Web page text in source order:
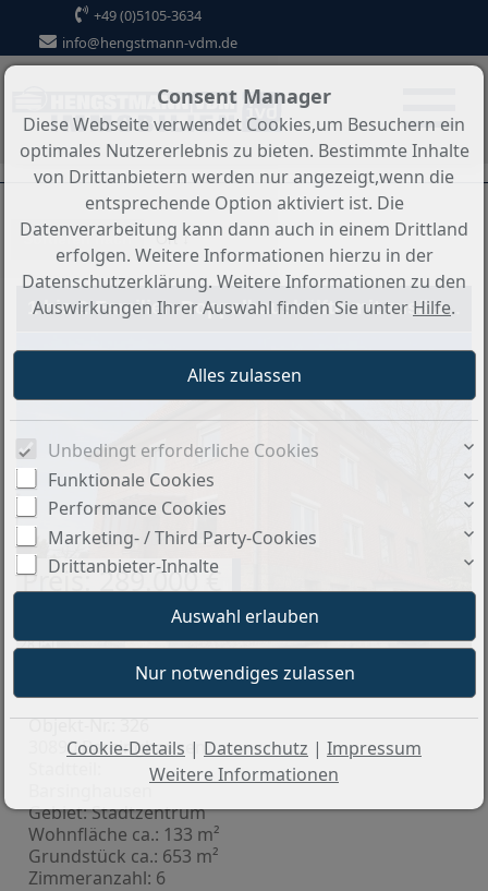
+49 (0)5105-3634
info@hengstmann-vdm.de
Sortieren nach Ort ↓
1 bis 2-Familien-Doppelhaushälfte mit zusätzlichem Büro oder Ladenraum im Souterrain und Doppelgarage
28
Basisinformationen:
Objekt-Nr.: 326
30890 Barsinghausen
Barsinghausen
Gebiet: Stadtzentrum
Preis: 289.000 €
Wohnfläche ca.: 133 m²
Grundstück ca.: 653 m²
Zimmeranzahl: 6
Consent Manager
Diese Webseite verwendet Cookies,um Besuchern ein
optimales Nutzererlebnis zu bieten. Bestimmte Inhalte
von Drittanbietern werden nur angezeigt,wenn die
entsprechende Option aktiviert ist. Die
Datenverarbeitung kann dann auch in einem Drittland
erfolgen. Weitere Informationen hierzu in der
Datenschutzerklärung. Weitere Informationen zu den
Auswirkungen Ihrer Auswahl finden Sie unter Hilfe.
Unbedingt erforderliche Cookies
Funktionale Cookies
Performance Cookies
Marketing- / Third Party-Cookies
Drittanbieter-Inhalte
Cookie-Details | Datenschutz | Impressum
Weitere Informationen